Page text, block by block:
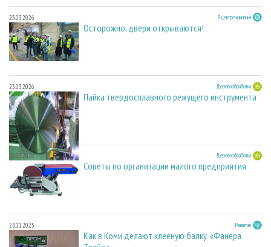
23.03.2026 В центре внимания
Осторожно, двери открываются!
23.03.2026 Деревообработка
Пайка твердосплавного режущего инструмента
23.03.2026 Деревообработка
Советы по организации малого предприятия
28.11.2025 Развитие
Как в Коми делают клееную балку. «Фанера